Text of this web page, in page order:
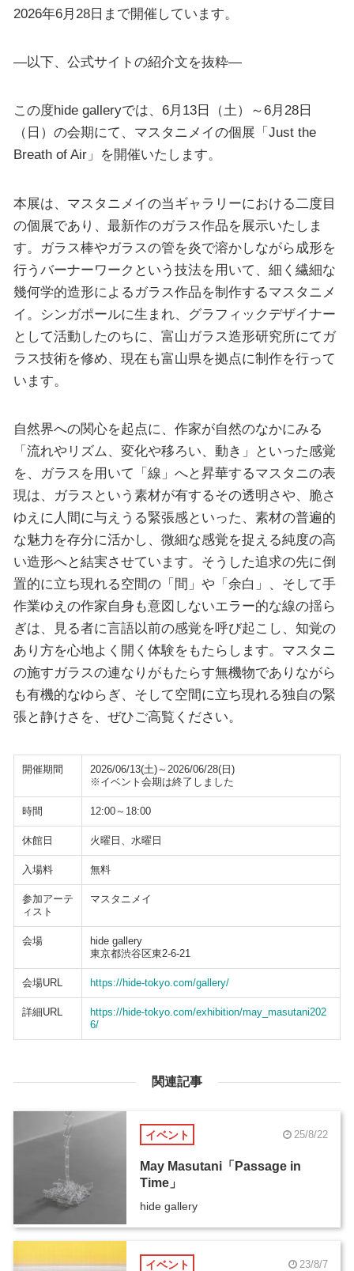
2026年6月28日まで開催しています。
—以下、公式サイトの紹介文を抜粋—
この度hide galleryでは、6月13日（土）～6月28日
（日）の会期にて、マスタニメイの個展「Just the
Breath of Air」を開催いたします。
本展は、マスタニメイの当ギャラリーにおける二度目
の個展であり、最新作のガラス作品を展示いたしま
す。ガラス棒やガラスの管を炎で溶かしながら成形を
行うバーナーワークという技法を用いて、細く繊細な
幾何学的造形によるガラス作品を制作するマスタニメ
イ。シンガポールに生まれ、グラフィックデザイナー
として活動したのちに、富山ガラス造形研究所にてガ
ラス技術を修め、現在も富山県を拠点に制作を行って
います。
自然界への関心を起点に、作家が自然のなかにみる
「流れやリズム、変化や移ろい、動き」といった感覚
を、ガラスを用いて「線」へと昇華するマスタニの表
現は、ガラスという素材が有するその透明さや、脆さ
ゆえに人間に与えうる緊張感といった、素材の普遍的
な魅力を存分に活かし、微細な感覚を捉える純度の高
い造形へと結実させています。そうした追求の先に倒
置的に立ち現れる空間の「間」や「余白」、そして手
作業ゆえの作家自身も意図しないエラー的な線の揺ら
ぎは、見る者に言語以前の感覚を呼び起こし、知覚の
あり方を心地よく開く体験をもたらします。マスタニ
の施すガラスの連なりがもたらす無機物でありながら
も有機的なゆらぎ、そして空間に立ち現れる独自の緊
張と静けさを、ぜひご高覧ください。
開催期間
2026/06/13(土)～2026/06/28(日)
※イベント会期は終了しました
時間 12:00～18:00
休館日 火曜日、水曜日
入場料 無料
参加アーテ
ィスト
マスタニメイ
会場
hide gallery
東京都渋谷区東2-6-21
会場URL https://hide-tokyo.com/gallery/
詳細URL
https://hide-tokyo.com/exhibition/may_masutani202
6/
関連記事
イベント 25/8/22
May Masutani「Passage in
Time」
hide gallery
イベント 23/8/7